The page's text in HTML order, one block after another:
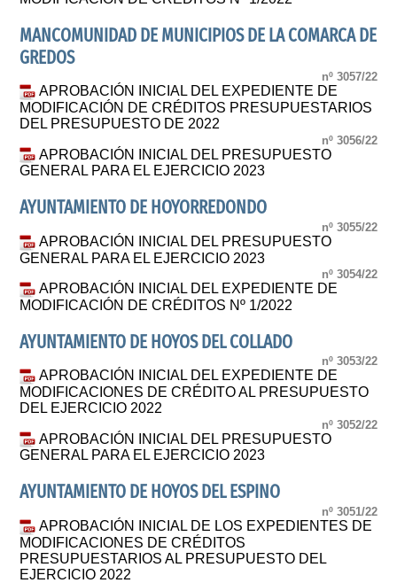
MANCOMUNIDAD DE MUNICIPIOS DE LA COMARCA DE
GREDOS
nº 3057/22
APROBACIÓN INICIAL DEL EXPEDIENTE DE
MODIFICACIÓN DE CRÉDITOS PRESUPUESTARIOS
DEL PRESUPUESTO DE 2022
nº 3056/22
APROBACIÓN INICIAL DEL PRESUPUESTO
GENERAL PARA EL EJERCICIO 2023
AYUNTAMIENTO DE HOYORREDONDO
nº 3055/22
APROBACIÓN INICIAL DEL PRESUPUESTO
GENERAL PARA EL EJERCICIO 2023
nº 3054/22
APROBACIÓN INICIAL DEL EXPEDIENTE DE
MODIFICACIÓN DE CRÉDITOS Nº 1/2022
AYUNTAMIENTO DE HOYOS DEL COLLADO
nº 3053/22
APROBACIÓN INICIAL DEL EXPEDIENTE DE
MODIFICACIONES DE CRÉDITO AL PRESUPUESTO
DEL EJERCICIO 2022
nº 3052/22
APROBACIÓN INICIAL DEL PRESUPUESTO
GENERAL PARA EL EJERCICIO 2023
AYUNTAMIENTO DE HOYOS DEL ESPINO
nº 3051/22
APROBACIÓN INICIAL DE LOS EXPEDIENTES DE
MODIFICACIONES DE CRÉDITOS
PRESUPUESTARIOS AL PRESUPUESTO DEL
EJERCICIO 2022